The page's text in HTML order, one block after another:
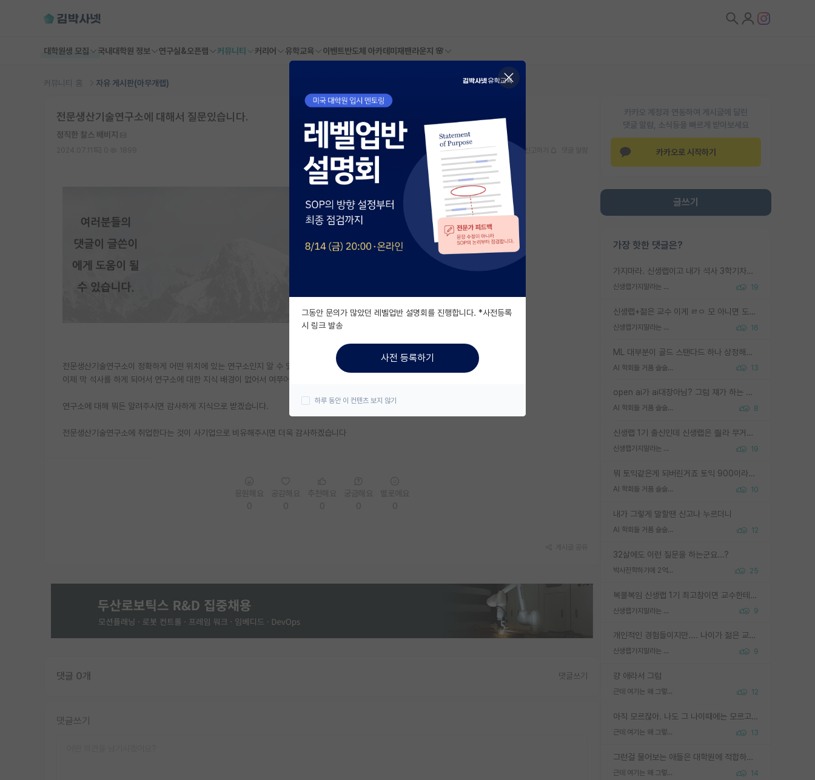
대학원생 모집 국내대학원 정보 연구실&오픈랩 커뮤니티 커리어 유학교육 이벤트반도체 아카데미 재팬라운지 🌸
커뮤니티 홈 자유 게시판(아무개랩)
카카오 계정과 연동하여 게시글에 달린
댓글 알람, 소식등을 빠르게 받아보세요
카카오로 시작하기
글쓰기
가장 핫한 댓글은?
가지마라. 신생랩이고 내가 석사 3학기차인데 최고참인데 나도 아무것도 모르는데 교수가 후배들 왜 논문 교육 안시키냐. 논문 왜 안 써오냐 닦달한다
신생랩가지말라는 이유가 있었구나 19
신생랩+젊은 교수 이게 ㄹㅇ 모 아니면 도인듯.
신생랩가지말라는 이유가 있었구나 16
ML 대부분이 골드 스탠다드 하나 상정해놓고 (벤치마크 데이터셋이 여러 개면 여러 개 상정) 그거 얼마나 잘 맞추나 싸움임 가끔 번뜩이는 설계 철학을 보여주는 논문들도 있지만 대부분 그거 성적 얼마나 더 올리느라에 혈안이 되어 있는 측면이 잇음
AI 학회들 거품 슬슬 지적이 나오네요 13
open ai가 ai대장아님? 그럼 쟤가 하는 말이 다 맞겠네
AI 학회들 거품 슬슬 지적이 나오네요 8
신생랩 1기 출신인데 신생랩은 줠라 무거운 바벨 같은거임. 들면 대박인데 못들면 깔려 죽음. 아무도 알려주지 않는 환경에서 자생해야하지만, 일단 살아남았다면 그 어떤 사람보다 악착같고 생존력 높은 사람으로 거듭날 수 있음
신생랩가지말라는 이유가 있었구나 19
뭐 토익같은게 되버린거죠 토익 900이라고 영어잘하는건 아닙니다만 잘하는사람은 다 900을 넘는 그런
AI 학회들 거품 슬슬 지적이 나오네요 10
내가 그렇게 말할땐 신고나 누르더니
AI 학회들 거품 슬슬 지적이 나오네요 12
32살에도 이런 질문을 하는군요...?
박사진학하기에 2억은 괜찮은 (?) 정도의 경제력인가요 25
복불복임 신생랩 1기 최고참이면 교수한테 직접 지도받는 시간이 매우 많음 제대로 된 교수라면 말이지 그게 아니라면 그냥 넌 해방 불가능한 노예 1호에 감점쓰레기통이 되는거고
신생랩가지말라는 이유가 있었구나 9
개인적인 경험들이지만.... 나이가 젊은 교수일수록 꼰대라는 가면을 쓴 채로 무례함을 행동하는 경우가 거의 90% 정도였음. 나이가 어린데 다른 또래들과 달리 명예, 권력, 재력까지 얻었으니 세상 다 가진 기분이겠지. 오히러 나이 든 교수들이 행동과 말을 더 조심하시더라.
신생랩가지말라는 이유가 있었구나 9
걍 애라서 그럼
근데 여기는 왜 그렇게 SPK를 물어보는거임? 12
아직 모르잖아. 나도 그 나이때에는 모르고 평가 받고 안심하고 싶었어.
근데 여기는 왜 그렇게 SPK를 물어보는거임? 13
그런걸 물어보는 애들은 대학원에 적합하지 않다
근데 여기는 왜 그렇게 SPK를 물어보는거임? 14
전문생산기술연구소에 대해서 질문있습니다.
정직한 찰스 배비지
스크랩 신고하기
전문생산기술연구소이 정확하게 어떤 위치에 있는 연구소인지 알 수 있을까요
이제 막 석사를 하게 되어서 연구소에 대한 지식 배경이 없어서 여쭈어보게되었습니다.!!
연구소에 대해 뭐든 알려주시면 감사하게 지식으로 받겠습니다.
전문생산기술연구소에 취업한다는 것이 사기업으로 비유해주시면 더욱 감사하겠습니다
댓글 0개 댓글쓰기
댓글쓰기
그동안 문의가 많았던 레벨업반 설명회를 진행합니다. *사전등록
시 링크 발송
사전 등록하기
하루 동안 이 컨텐츠 보지 않기